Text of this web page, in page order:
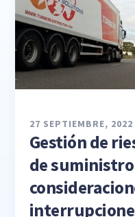
27 SEPTIEMBRE, 2022
Gestión de
de